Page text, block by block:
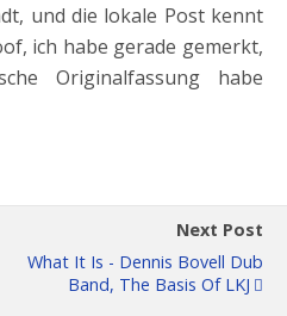
und die lokale Post kennt
ich habe gerade gemerkt,
Originalfassung habe
Next Post
What It Is - Dennis Bovell Dub
Band, The Basis Of LKJ